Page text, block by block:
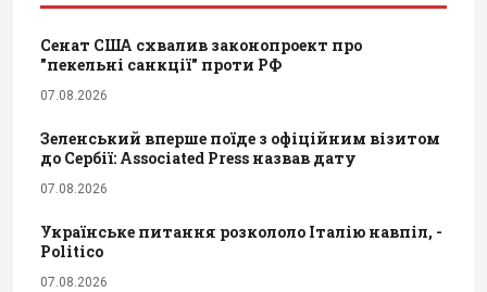
Сенат США схвалив законопроект про
"пекельні санкції" проти РФ
07.08.2026
Зеленський вперше поїде з офіційним візитом
до Сербії: Associated Press назвав дату
07.08.2026
Українське питання розкололо Італію навпіл, -
Politico
07.08.2026